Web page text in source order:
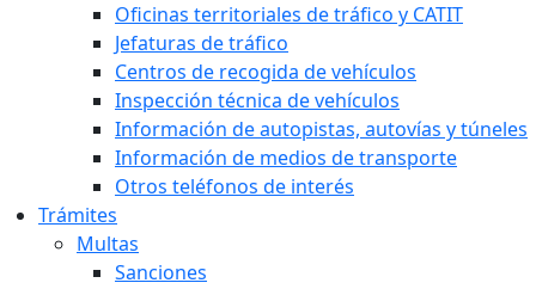
Oficinas territoriales de tráfico y CATIT
Jefaturas de tráfico
Centros de recogida de vehículos
Inspección técnica de vehículos
Información de autopistas, autovías y túneles
Información de medios de transporte
Otros teléfonos de interés
Trámites
Multas
Sanciones